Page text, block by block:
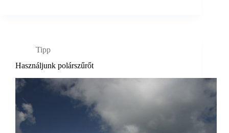
Tipp
Használjunk polárszűrőt